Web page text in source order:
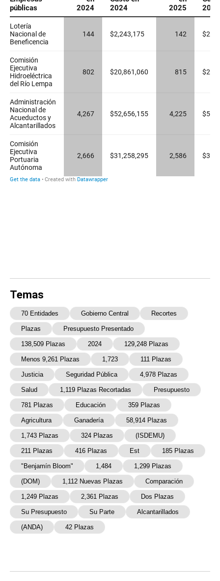
Temas
70 Entidades Gobierno Central Recortes
Plazas Presupuesto Presentado
138,509 Plazas 2024 129,248 Plazas
Menos 9,261 Plazas 1,723 111 Plazas
Justicia Seguridad Pública 4,978 Plazas
Salud 1,119 Plazas Recortadas Presupuesto
781 Plazas Educación 359 Plazas
Agricultura Ganadería 58,914 Plazas
1,743 Plazas 324 Plazas (ISDEMU)
211 Plazas 416 Plazas Est 185 Plazas
"Benjamín Bloom" 1,484 1,299 Plazas
(DOM) 1,112 Nuevas Plazas Comparación
1,249 Plazas 2,361 Plazas Dos Plazas
Su Presupuesto Su Parte Alcantarillados
(ANDA) 42 Plazas